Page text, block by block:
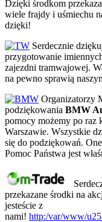
Dzięki środkom
wiele frajdy i uśmiechu
dzięki!
Serdecznie
przygotowanie
zajezdni tramwajowej.
na pewno sprawią
Organizatorzy
podziękowania BMW
pomocy możemy po
Warszawie. Wszystkie
się do podziękowań.
Pomoc Państwa jest
przekazane środki na
jesteście z
nami! http:/var/www/